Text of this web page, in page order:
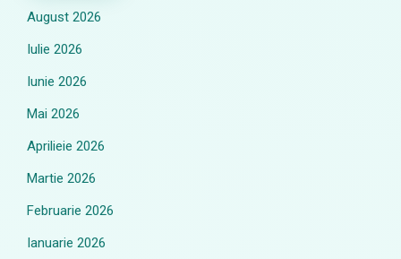
August 2026
Iulie 2026
Iunie 2026
Mai 2026
Aprilieie 2026
Martie 2026
Februarie 2026
Ianuarie 2026